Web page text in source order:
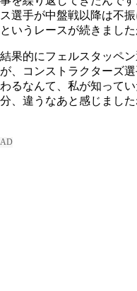
ス選手が中盤戦以降は不
というレースが続きまし
結果的にフェルスタッペ
が、コンストラクターズ
わるなんて、私が知って
分、違うなあと感じました